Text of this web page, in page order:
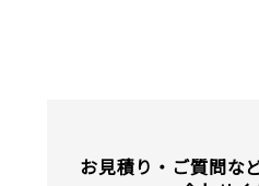
お見積り・ご質問な